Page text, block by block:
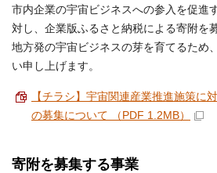
市内企業の宇宙ビジネスへの参入を促進
対し、企業版ふるさと納税による寄附を
地方発の宇宙ビジネスの芽を育てるため
い申し上げます。
【チラシ】宇宙関連産業推進施策に
の募集について （PDF 1.2MB）
寄附を募集する事業